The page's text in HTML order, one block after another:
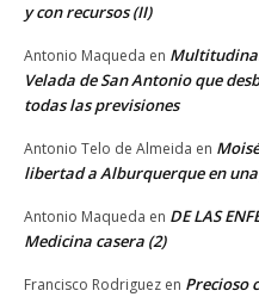
y con recursos (II)
Antonio Maqueda en
Velada de San Antonio que
todas las previsiones
Antonio Telo de Almeida en
libertad a Alburquerque en
Antonio Maqueda en DE LAS
Medicina casera (2)
Francisco Rodriguez en Precioso